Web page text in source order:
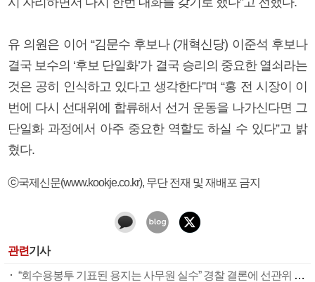
유 의원은 이어 “김문수 후보나 (개혁신당) 이준석 후보나
결국 보수의 ‘후보 단일화’가 결국 승리의 중요한 열쇠라는
것은 공히 인식하고 있다고 생각한다”며 “홍 전 시장이 이
번에 다시 선대위에 합류해서 선거 운동을 나가신다면 그
단일화 과정에서 아주 중요한 역할도 하실 수 있다”고 밝
혔다.
ⓒ국제신문(www.kookje.co.kr), 무단 전재 및 재배포 금지
관련기사
“회수용봉투 기표된 용지는 사무원 실수” 경찰 결론에 선관위 부실 투표관리 도마(종합)